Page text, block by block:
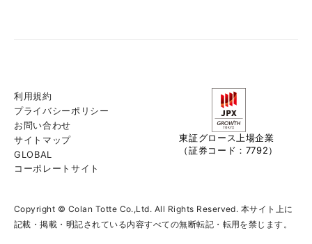
利用規約
プライバシーポリシー
お問い合わせ
サイトマップ
GLOBAL
コーポレートサイト
東証グロース上場企業
（証券コード：7792）
Copyright © Colan Totte Co.,Ltd. All Rights Reserved. 本サイト上に
記載・掲載・明記されている内容すべての無断転記・転用を禁じます。